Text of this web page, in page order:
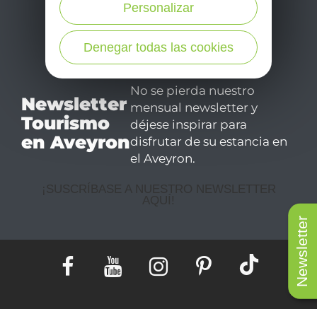
Newsletter
Newsletter
Tourismo
en Aveyron
No se pierda nuestro
mensual newsletter y
déjese inspirar para
disfrutar de su estancia en
el Aveyron.
¡SUSCRÍBASE A NUESTRO NEWSLETTER
AQUÍ!
Denegar todas las cookies
Personalizar